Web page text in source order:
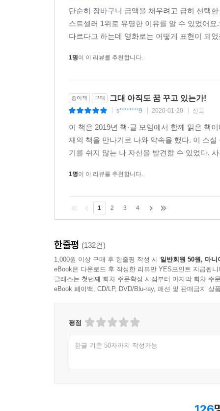
단순히 장바구니 금액을 채우려고 급히 선택
스트셀러 1위로 유명한 이유를 알 수 있었어
다르다고 하는데 영화로는 어떻게 표현이 되
1명이 이 리뷰를 추천합니다.
종이책 구매 그대 아직도 꿈 꾸고 있는가!
s********9 2020-01-20 신고
이 책은 2019년 책·글 모임에서 함께 읽은 책
재의 책을 만나기로 나와 약속을 했다. 이 소
기를 쉬지 않는 나 자신을 발견할 수 있었다.
1명이 이 리뷰를 추천합니다.
1 2 3 4
한줄평 (132건)
1,000원 이상 구매 후 한줄평 작성 시 일반회원 50원, 마니
eBook은 다운로드 후 작성한 리뷰만 YES포인트 지급됩니
클래스는 첫번째 회차 주문확정 시점부터 마지막 회차 주
eBook 페이백, CD/LP, DVD/Blu-ray, 패션 및 판매금지 상
평점
한글 기준 50자까지 작성가능